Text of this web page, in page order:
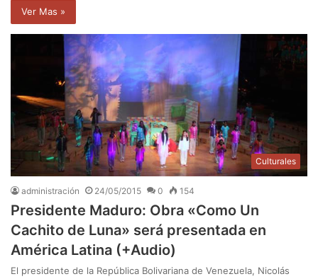
Ver Mas »
Culturales
administración 24/05/2015 0 154
Presidente Maduro: Obra «Como Un
Cachito de Luna» será presentada en
América Latina (+Audio)
El presidente de la República Bolivariana de Venezuela, Nicolás